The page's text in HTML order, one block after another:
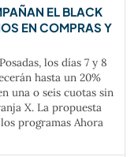
EL BLACK
EN COMPRAS Y
los días 7 y 8
hasta un 20%
una o seis cuotas sin
X. La propuesta
programas Ahora